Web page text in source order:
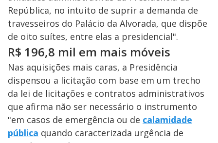
d
e
o
República, no intuito de suprir a demanda de
travesseiros do Palácio da Alvorada, que dispõe
de oito suítes, entre elas a presidencial".
R$ 196,8 mil em mais móveis
Nas aquisições mais caras, a Presidência
dispensou a licitação com base em um trecho
da lei de licitações e contratos administrativos
que afirma não ser necessário o instrumento
"em casos de emergência ou de calamidade
pública quando caracterizada urgência de